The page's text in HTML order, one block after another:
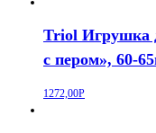
Triol Игрушка
с пером», 60-
1272,00Р